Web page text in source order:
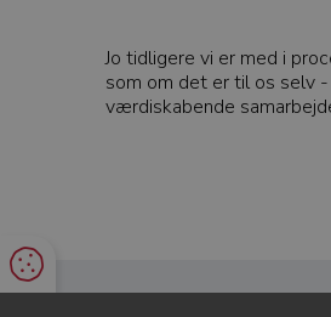
Jo tidligere vi er med i
som om det er til os selv
værdiskabende